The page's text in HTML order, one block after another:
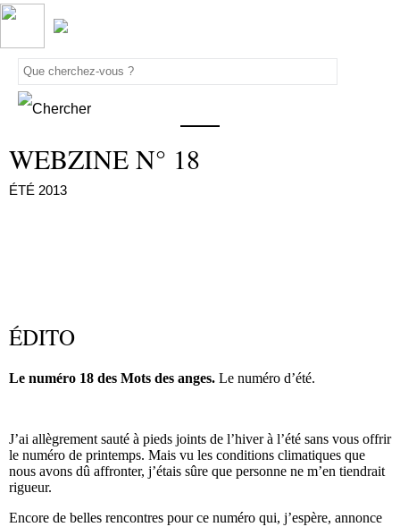
WEBZINE N° 18
ÉTÉ 2013
ÉDITO
Le numéro 18 des Mots des anges. Le numéro d’été.
J’ai allègrement sauté à pieds joints de l’hiver à l’été sans vous offrir
le numéro de printemps. Mais vu les conditions climatiques que
nous avons dû affronter, j’étais sûre que personne ne m’en tiendrait
rigueur.
Encore de belles rencontres pour ce numéro qui, j’espère, annonce